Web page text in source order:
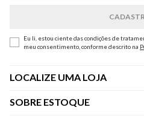
Eu li, estou ciente das condições de
meu consentimento, conforme descrito na
LOCALIZE UMA LOJA
SOBRE ESTOQUE